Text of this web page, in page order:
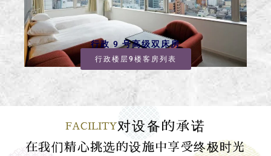
行政 9 号高级双床房
行政楼层9楼客房列表
FACILITY对设备的承诺
在我们精心挑选的设施中享受终极时光